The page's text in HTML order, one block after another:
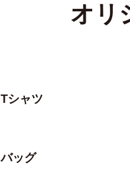
オリ
Tシャツ
バッグ